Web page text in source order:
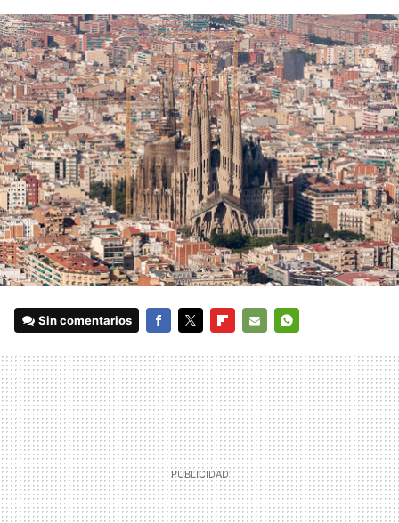
Sin comentarios
MAIL